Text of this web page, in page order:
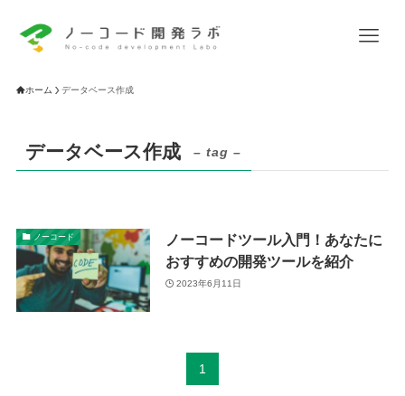
ホーム データベース作成
データベース作成 – tag –
ノーコード
ノーコードツール入門！あなたに
おすすめの開発ツールを紹介
2023年6月11日
1